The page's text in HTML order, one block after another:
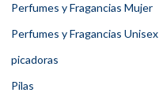
Perfumes y Fragancias Mujer
Perfumes y Fragancias Unisex
picadoras
Pilas